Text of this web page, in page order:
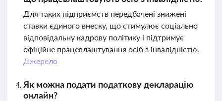
Для таких підприємств передбачені знижені
ставки єдиного внеску, що стимулює соціально
відповідальну кадрову політику і підтримує
офіційне працевлаштування осіб з інвалідністю.
Джерело
Як можна подати податкову декларацію
онлайн?